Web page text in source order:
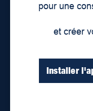
pour une
et créer
Installer
Lieux de distribution